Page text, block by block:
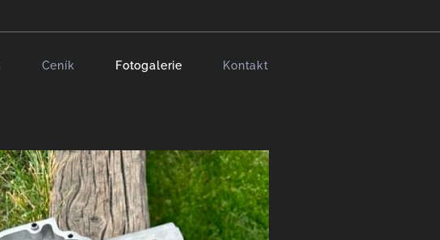
Ceník Fotogalerie Kontakt